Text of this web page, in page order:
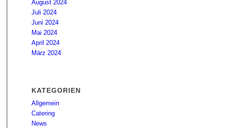
August 2024
Juli 2024
Juni 2024
Mai 2024
April 2024
März 2024
KATEGORIEN
Allgemein
Catering
News